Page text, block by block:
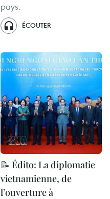
pays.
ÉCOUTER
📝 Édito: La diplomatie
vietnamienne, de
l’ouverture à